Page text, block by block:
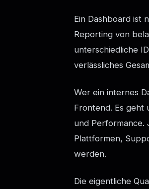
Ein Dashboard ist
Reporting von
unterschiedliche
verlässliches
Wer ein internes
Frontend. Es geht
und
Plattformen,
werden.
Die eigentliche